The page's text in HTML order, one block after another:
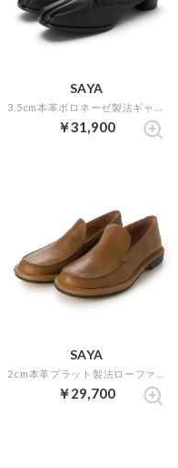
SAYA
￥31,900
SAYA
￥29,700